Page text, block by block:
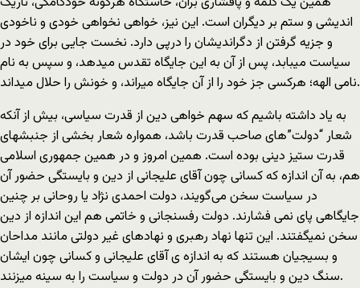
اندیشی و ستم بر دیگران است. این نیز، خواهی نخواهی خودی و ناخودی
و جزیه گرفتن از دگراندیشان را درپی دارد. نخست جایی برای خود در
سیاست میبابد، پس از آن به این جایگاه تقدس میدهد، و سپس به نام
نامی الهه؛ هرکسی جز خود را از آن جایگاه میراند، و خونش را حلال میداند.
به یاد داشته باشیم که سهم خواهی دین از قدرت سیاسی، بیش از آنکه
شعار “دولت”های صاحب قدرت باشد، همواره شعار بخشی از جنبشهای
قدرت ستیز دینی بوده است. همین امروز و در همین جمهوری اسلامی
هم، به آن اندازه که کسانی چون آقای علیجانی از دین و بایستگی حضور آن
در سیاست سخن می‌گویند، دولت احمدی نژاد یا روحانی بر چنین
جایگاهی پای نمی فشارند. دولت رفسنجانی و خاتمی هم این اندازه از دین
سخن نمیگفتند. این تنها نهاد رهبری و نهادهای غیر دولتی مانند مداحان
و بسیجیان هستند که به اندازه ی آقای علیجانی و کسانی چون ایشان
سنگ دین و بایستگی حضور آن در دولت و سیاست را به سینه میزنند.